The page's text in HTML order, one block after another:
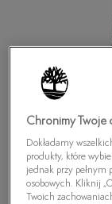
Chronimy Twoje
Dokładamy
produkty, które
jednak przy pełnym
osobowych. Kliknij
Twoich